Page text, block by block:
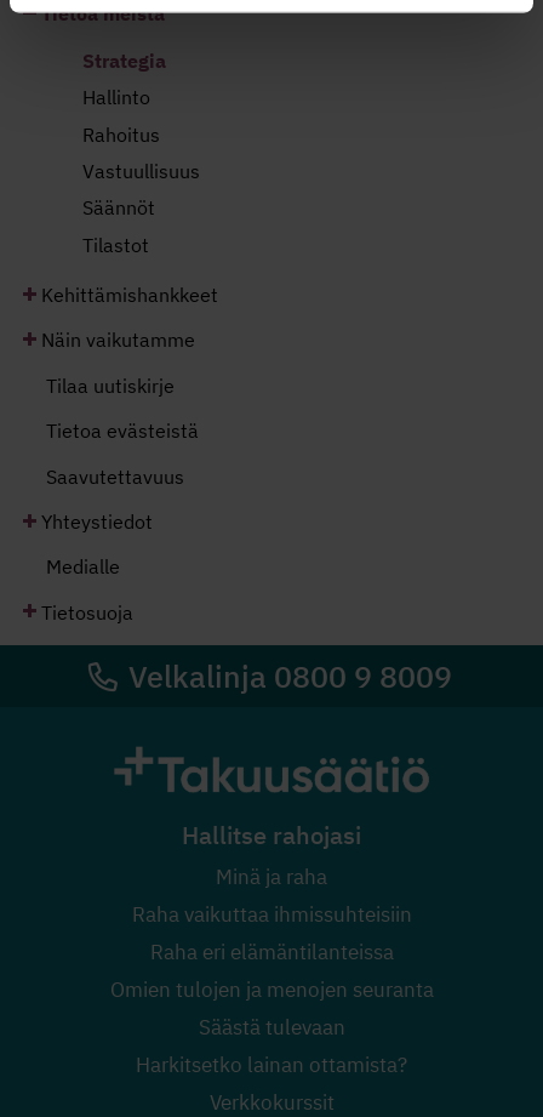
Tietoa meistä
Strategia
Hallinto
Rahoitus
Vastuullisuus
Säännöt
Tilastot
Kehittämishankkeet
Näin vaikutamme
Tilaa uutiskirje
Tietoa evästeistä
Saavutettavuus
Yhteystiedot
Medialle
Tietosuoja
Velkalinja 0800 9 8009
Hallitse rahojasi
Minä ja raha
Raha vaikuttaa ihmissuhteisiin
Raha eri elämäntilanteissa
Omien tulojen ja menojen seuranta
Säästä tulevaan
Harkitsetko lainan ottamista?
Verkkokurssit